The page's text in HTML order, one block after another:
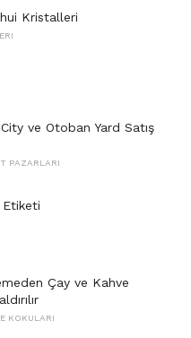
Kristalleri
ve Otoban Yard Satış
PAZARLARI
Etiketi
Çay ve Kahve
KOKULARI